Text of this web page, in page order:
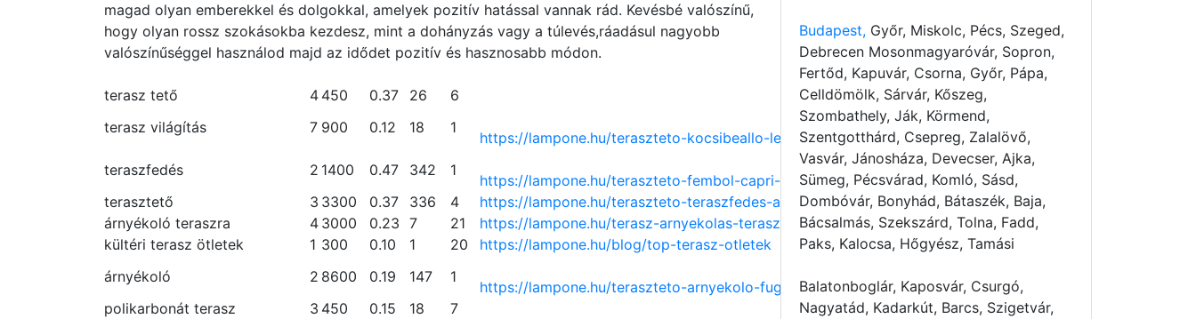
magad olyan emberekkel és dolgokkal, amelyek pozitív hatással vannak rád. Kevésbé valószínű,
hogy olyan rossz szokásokba kezdesz, mint a dohányzás vagy a túlevés,ráadásul nagyobb
valószínűséggel használod majd az idődet pozitív és hasznosabb módon.
terasz tető 4 450 0.37 26
6
terasz világítás
7 900 0.12 18 1
https://lampone.hu/teraszteto-kocsibeallo-led-vilagitas
teraszfedés
2 1400 0.47 342 1
https://lampone.hu/teraszteto-fembol-capri-300x546cm
terasztető
3 3300 0.37 336 4 https://lampone.hu/teraszteto-teraszfedes-arnyekolas
árnyékoló teraszra
4 3000 0.23 7 21 https://lampone.hu/terasz-arnyekolas-teraszteto-arnyekolo
kültéri terasz ötletek
1 300 0.10 1 20 https://lampone.hu/blog/top-terasz-otletek
árnyékoló
2 8600 0.19 147 1
https://lampone.hu/teraszteto-arnyekolo-fuggony-terasz-arnyekolas-340x370cm
polikarbonát terasz
3 450 0.15 18
7
Budapest, Győr, Miskolc, Pécs, Szeged,
Debrecen Mosonmagyaróvár, Sopron,
Fertőd, Kapuvár, Csorna, Győr, Pápa,
Celldömölk, Sárvár, Kőszeg,
Szombathely, Ják, Körmend,
Szentgotthárd, Csepreg, Zalalövő,
Vasvár, Jánosháza, Devecser, Ajka,
Sümeg, Pécsvárad, Komló, Sásd,
Dombóvár, Bonyhád, Bátaszék, Baja,
Bácsalmás, Szekszárd, Tolna, Fadd,
Paks, Kalocsa, Hőgyész, Tamási
Balatonboglár, Kaposvár, Csurgó,
Nagyatád, Kadarkút, Barcs, Szigetvár,